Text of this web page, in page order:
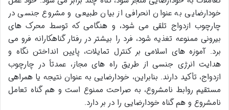
خودارضایی به عنوان انحرافی از بیان طبیعی و مشروع جنسی در
چارچوب ازدواج تلقی می شود، و هنگامی که توسط محرک های
بیرونی ممنوعه تغذیه شود، فرد را بیشتر در رفتار گناهکارانه فرو می
برد. آموزه های اسلامی بر کنترل تمایلات، پایین انداختن نگاه و
هدایت انرژی جنسی از طریق راه های مجاز، عمدتاً در چارچوب
ازدواج، تأکید دارند. بنابراین، خودارضایی به عنوان نتیجه یا همراهی
مستقیم روابط نامشروع، به صراحت ممنوع است و هم گناه تعامل
نامشروع و هم گناه خودارضایی را در بر دارد.